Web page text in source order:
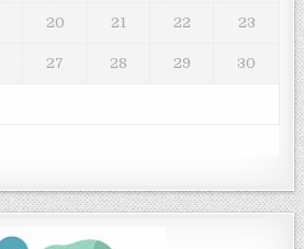
20 21 22 23
27 28 29 30